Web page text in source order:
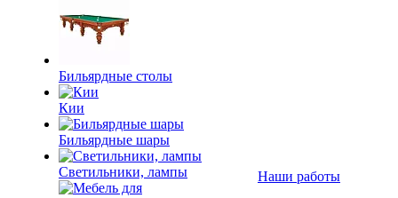
Бильярдные столы
Кии
Бильярдные шары
Светильники, лампы
Наши работы